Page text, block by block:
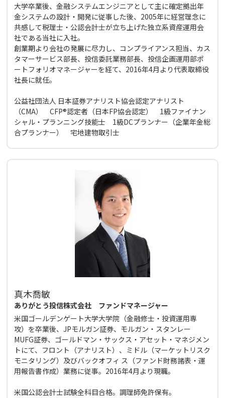
大学卒業後、金融システムエンジニアとして主に確定拠出年
金システムの設計・開発に従事した後、2005年に経営理念に
共感して税理士・公認会計士が立ち上げた独立系資産運用会
社である当社に入社。
創業期より会社の発展に尽力し、コンプライアンス担当、カス
タマーサービス部長、投信委託業務部長、投信企画運用部ポ
ートフォリオマネージャーを経て、2016年4月より代表取締役
社長に就任。
公益社団法人 日本証券アナリスト協会認定アナリスト
（CMA） CFP®認定者（日本FP協会認定） 1級ファイナン
シャル・プランニング技能士 1級DCプランナー（企業年金総
合プランナー） 宅地建物取引士
真木喬敏
ありがとう投信株式会社 ファンドマネージャー
米国ゴールデンゲート大学大学院（金融修士・投資運用専
攻）を卒業後、JPモルガン証券、モルガン・スタンレー
MUFG証券、ゴールドマン・サックス・アセット・マネジメン
トにて、フロント（アナリスト）、ミドル（マーケットリスク
モニタリング）及びバックオフィ ス（ファンド財務諸表・運
用報告書作成）業務に従事。2016年4月より現職。
米国公認会計士試験全科目合格。調理師免許保有。